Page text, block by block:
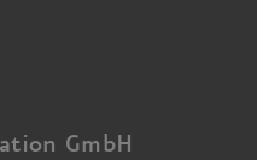
GmbH